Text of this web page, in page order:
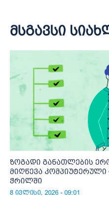
მსგავსი
ზოგადი განათლების
მიღწევა
ჭრილში
8 ივლისი, 2026 - 09:01